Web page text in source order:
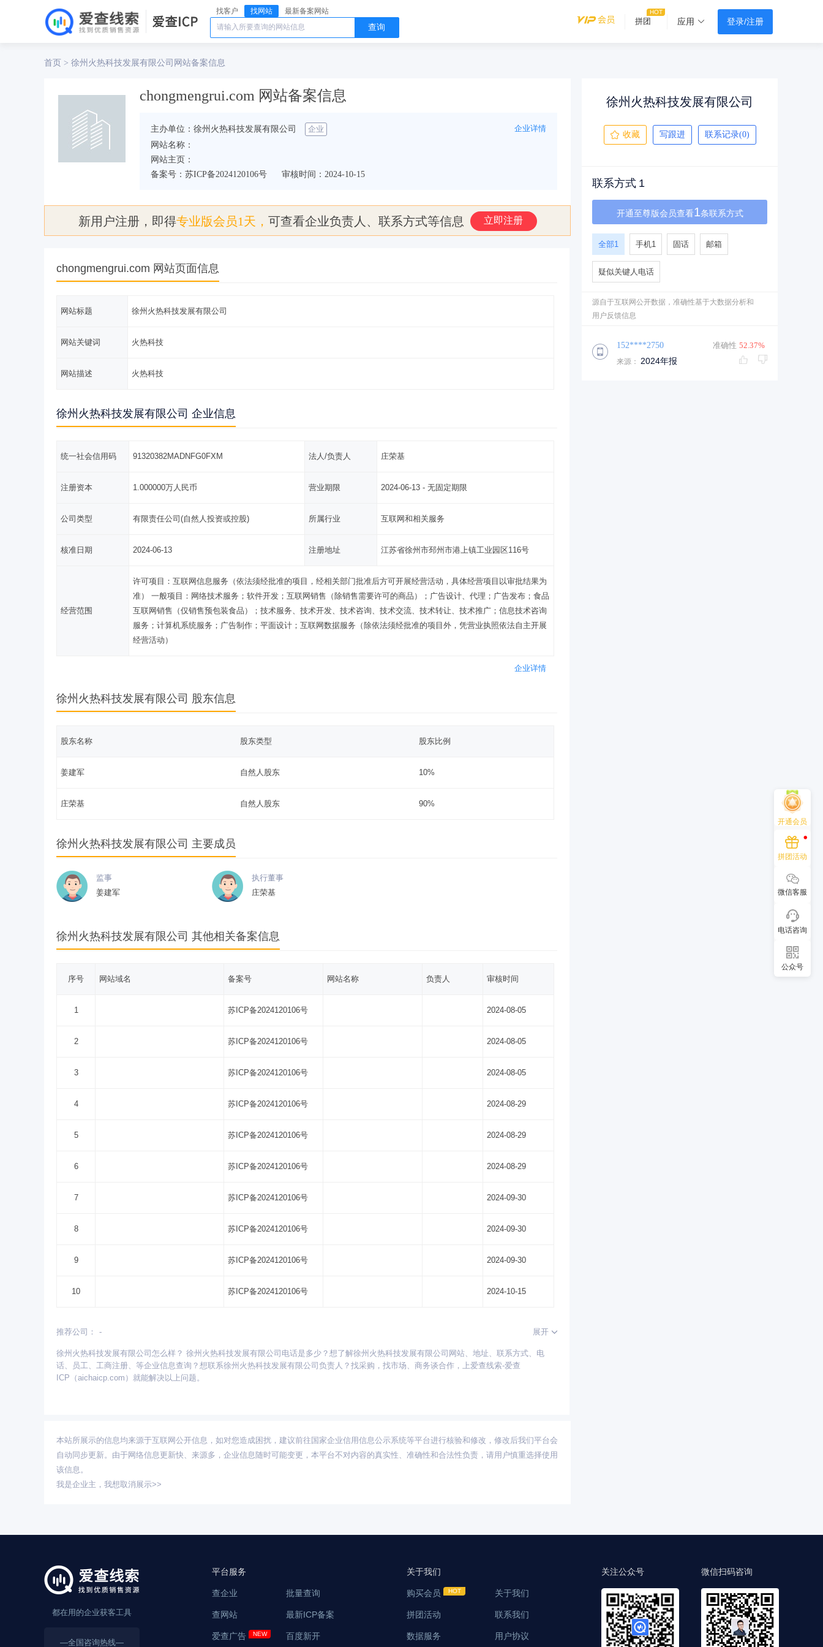
找客户 找网站 最新备案网站
查询
拼团 应用 登录/注册
首页 > 徐州火热科技发展有限公司 网站备案信息
chongmengrui.com 网站备案信息
主办单位：徐州火热科技发展有限公司 企业
企业详情
网站名称：
网站主页：
备案号：苏ICP备2024120106号
审核时间：2024-10-15
新用户注册，即得专业版会员1天， 可查看企业负责人、联系方式等信息 立即注册
chongmengrui.com 网站页面信息
网站标题 徐州火热科技发展有限公司
网站关键词 火热科技
网站描述 火热科技
徐州火热科技发展有限公司 企业信息
统一社会信用码 91320382MADNFG0FXM 法人/负责人 庄荣基
注册资本 1.000000万人民币 营业期限 2024-06-13 - 无固定期限
公司类型 有限责任公司(自然人投资或控股) 所属行业 互联网和相关服务
核准日期 2024-06-13 注册地址 江苏省徐州市邳州市港上镇工业园区116号
经营范围
许可项目：互联网信息服务（依法须经批准的项目，经相关部门批准后方可开展经营活动，具体经营项目以审批结果为
准） 一般项目：网络技术服务；软件开发；互联网销售（除销售需要许可的商品）；广告设计、代理；广告发布；食品
互联网销售（仅销售预包装食品）；技术服务、技术开发、技术咨询、技术交流、技术转让、技术推广；信息技术咨询
服务；计算机系统服务；广告制作；平面设计；互联网数据服务（除依法须经批准的项目外，凭营业执照依法自主开展
经营活动）
企业详情
徐州火热科技发展有限公司 股东信息
股东名称 股东类型 股东比例
姜建军 自然人股东 10%
庄荣基 自然人股东 90%
徐州火热科技发展有限公司 主要成员
监事
姜建军
执行董事
庄荣基
徐州火热科技发展有限公司 其他相关备案信息
序号 网站域名 备案号 网站名称 负责人 审核时间
1 苏ICP备2024120106号 2024-08-05
2 苏ICP备2024120106号 2024-08-05
3 苏ICP备2024120106号 2024-08-05
4 苏ICP备2024120106号 2024-08-29
5 苏ICP备2024120106号 2024-08-29
6 苏ICP备2024120106号 2024-08-29
7 苏ICP备2024120106号 2024-09-30
8 苏ICP备2024120106号 2024-09-30
9 苏ICP备2024120106号 2024-09-30
10 苏ICP备2024120106号 2024-10-15
推荐公司： - 展开
更多省份： 安徽 北京 重庆 福建 甘肃 广东 广西 贵州 海南 河北 河南 湖北 湖南 江苏 江西 吉林 辽宁
宁夏
青海
山东 陕西 山西 上海 四川 天津 新疆 西藏 云南 浙江 内蒙古 黑龙江
徐州火热科技发展有限公司怎么样？ 徐州火热科技发展有限公司电话是多少？想了解徐州火热科技发展有限公司网站、地址、联系方式、电
话、员工、工商注册、等企业信息查询？想联系徐州火热科技发展有限公司负责人？找采购，找市场、商务谈合作，上爱查线索-爱查
ICP（aichaicp.com）就能解决以上问题。
本站所展示的信息均来源于互联网公开信息，如对您造成困扰，建议前往国家企业信用信息公示系统等平台进行核验和修改，修改后我们平台会
自动同步更新。由于网络信息更新快、来源多，企业信息随时可能变更，本平台不对内容的真实性、准确性和合法性负责，请用户慎重选择使用
该信息。
我是企业主， 我想取消展示>>
徐州火热科技发展有限公司
收藏 写跟进 联系记录(0)
联系方式 1
开通至尊版会员查看1条联系方式
全部1 手机1 固话 邮箱
疑似关键人电话
源自于互联网公开数据，准确性基于大数据分析和
用户反馈信息
152****2750 准确性 52.37%
来源： 2024年报
都在用的企业获客工具
—全国咨询热线—
平台服务
查企业
查网站
爱查广告
批量查询
最新ICP备案
百度新开
关于我们
购买会员
拼团活动
数据服务
关于我们
联系我们
用户协议
关注公众号 微信扫码咨询
开通会员
拼团活动
微信客服
电话咨询
公众号